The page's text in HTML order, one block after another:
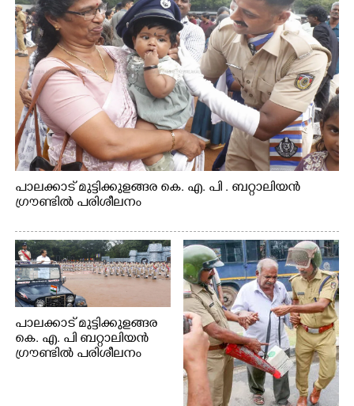
പാലക്കാട് മുട്ടിക്കുളങ്ങര കെ. എ. പി . ബറ്റാലിയൻ
ഗ്രൗണ്ടിൽ പരിശീലനം
പാലക്കാട് മുട്ടിക്കുളങ്ങര
കെ. എ. പി ബറ്റാലിയൻ
ഗ്രൗണ്ടിൽ പരിശീലനം